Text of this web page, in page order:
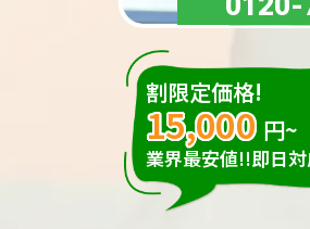
割限定価格!
15,000 円~
業界最安値!!即日